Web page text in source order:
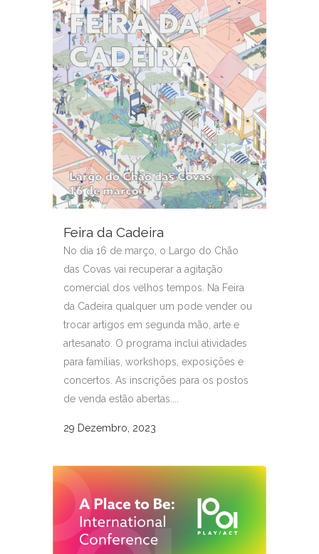
Feira da Cadeira
No dia 16 de março, o Largo do Chão
das Covas vai recuperar a agitação
comercial dos velhos tempos. Na Feira
da Cadeira qualquer um pode vender ou
trocar artigos em segunda mão, arte e
artesanato. O programa inclui atividades
para famílias, workshops, exposições e
concertos. As inscrições para os postos
de venda estão abertas....
29 Dezembro, 2023